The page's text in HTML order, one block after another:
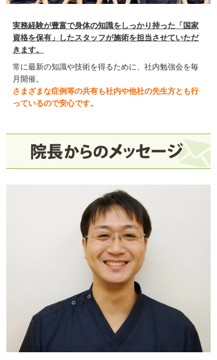
実務経験が豊富で身体の知識をしっかり持った「国家
資格を保有」したスタッフが施術を担当させていただ
きます。
常に最新の知識や技術を得るために、社内勉強会を毎
月開催。
さまざまな症例等の共有も社内や他社の先生方とも行
っているので安心です。